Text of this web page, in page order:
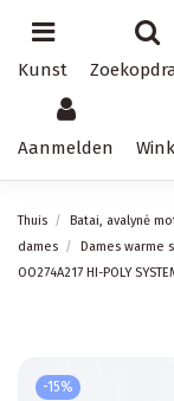
Kunst
Aanmelden
Thuis Batai, avalynė
dames
Dames warme
OO274A217 HI-POLY
-15%